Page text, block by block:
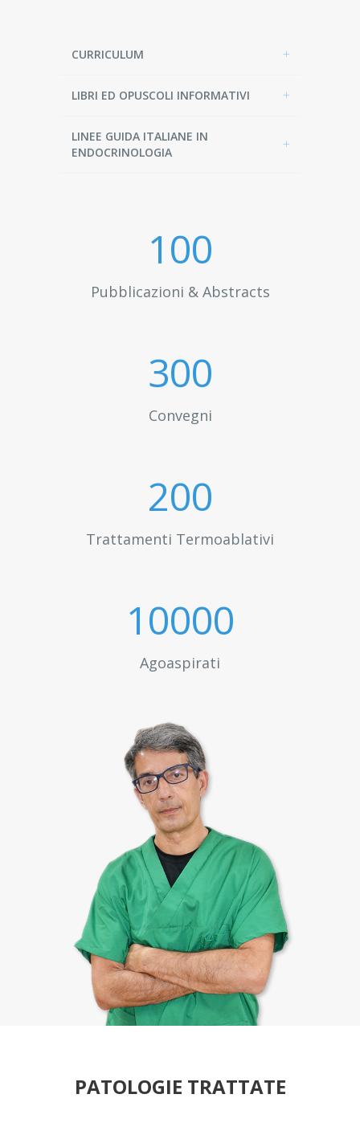
CURRICULUM
LIBRI ED OPUSCOLI INFORMATIVI
LINEE GUIDA ITALIANE IN
ENDOCRINOLOGIA
100
Pubblicazioni & Abstracts
300
Convegni
200
Trattamenti Termoablativi
10000
Agoaspirati
PATOLOGIE TRATTATE